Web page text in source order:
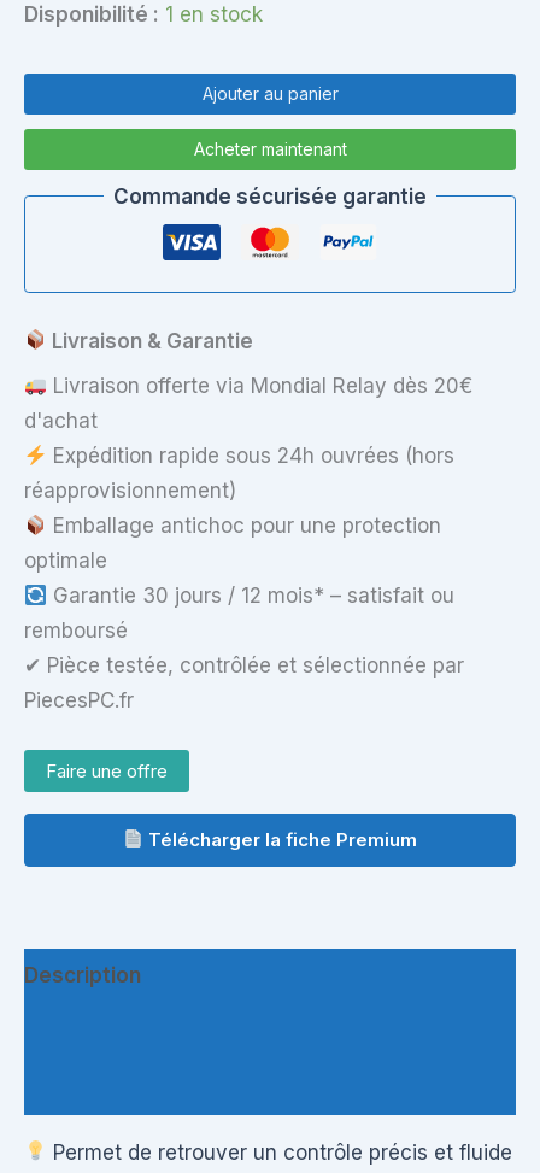
Disponibilité : 1 en stock
Pavé
Tactile
Ajouter au panier
Acheter maintenant
Commande sécurisée garantie
Livraison & Garantie
Livraison offerte via Mondial Relay dès 20€
d'achat
Expédition rapide sous 24h ouvrées (hors
réapprovisionnement)
Emballage antichoc pour une protection
optimale
Garantie 30 jours / 12 mois* – satisfait ou
remboursé
✔ Pièce testée, contrôlée et sélectionnée par
PiecesPC.fr
Faire une offre
Télécharger la fiche Premium
Description
Permet de retrouver un contrôle précis et fluide